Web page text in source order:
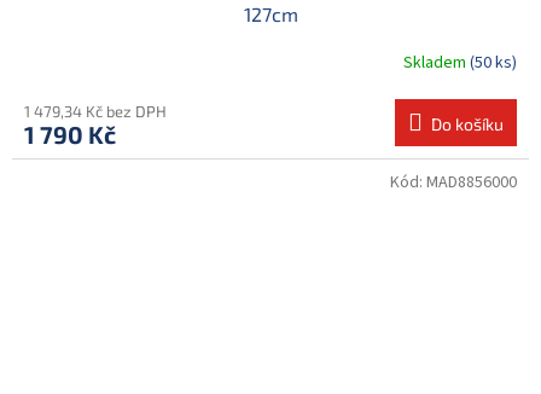
127cm
Skladem (50 ks)
1 479,34 Kč bez DPH
1 790 Kč Do košíku
Kód: MAD8856000